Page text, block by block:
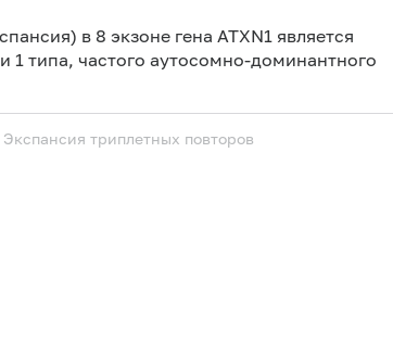
в 8 экзоне гена ATXN1 является
1 типа, частого аутосомно-доминантного
триплетных повторов